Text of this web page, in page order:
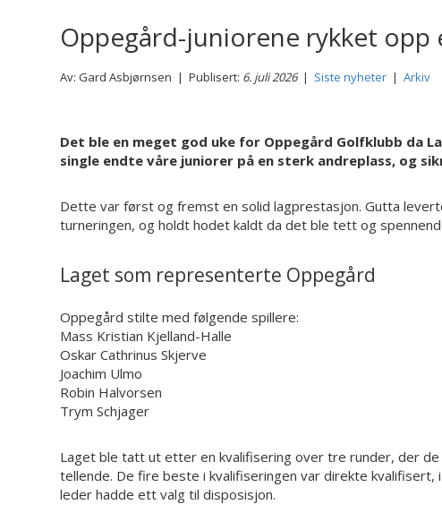
Oppegård-juniorene rykket opp
Av: Gard Asbjørnsen | Publisert: 6. juli 2026| Siste nyheter |Arkiv
Det ble en meget god uke for Oppegård Golfklubb da
single endte våre juniorer på en sterk andreplass, og
Dette var først og fremst en solid lagprestasjon. Gutta
turneringen, og holdt hodet kaldt da det ble tett og
Laget som representerte Oppegård
Oppegård stilte med følgende spillere:
Mass Kristian Kjelland-Halle
Oskar Cathrinus Skjerve
Joachim Ulmo
Robin Halvorsen
Trym Schjager
Laget ble tatt ut etter en kvalifisering over tre runder, der
tellende. De fire beste i kvalifiseringen var direkte
leder hadde ett valg til disposisjon.